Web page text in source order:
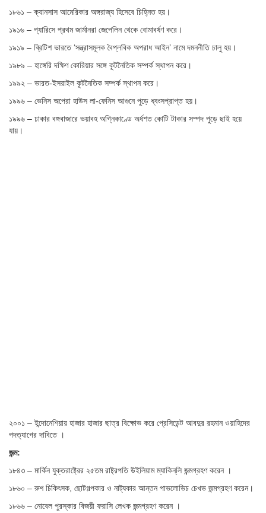
১৮৬১ – ক্যানসাস আমেরিকার অঙ্গরাজ্য হিসেবে চিহ্নিত হয়।
১৯১৬ – প্যারিসে প্রথম জার্মানরা জেপেলিন থেকে বোমাবর্ষণ করে।
১৯১৯ – ব্রিটিশ ভারতে ‘সন্ত্রাসমূলক বৈপ্লবিক অপরাধ আইন’ নামে দমননীতি চালু হয়।
১৯৮৯ – হাঙ্গেরি দক্ষিণ কোরিয়ার সঙ্গে কূটনৈতিক সম্পর্ক স্থাপন করে।
১৯৯২ – ভারত-ইসরাইল কূটনৈতিক সম্পর্ক স্থাপন করে।
১৯৯৬ – ভেনিস অপেরা হাউস লা-ফেনিস আগুনে পুড়ে ধ্বংসপ্রাপ্ত হয়।
১৯৯৬ – ঢাকার বঙ্গবাজারে ভয়াবহ অগ্নিকাণ্ডে অর্ধশত কোটি টাকার সম্পদ পুড়ে ছাই হয়ে
যায়।
২০০১ – ইন্দোনেশিয়ায় হাজার হাজার ছাত্র বিক্ষোভ করে প্রেসিডেন্ট আবদুর রহমান ওয়াহিদের
পদত্যাগের দাবিতে ।
জন্ম:
১৮৪৩ – মার্কিন যুক্তরাষ্ট্রের ২৫তম রাষ্ট্রপতি উইলিয়াম ম্যাকিন্‌লি জন্মগ্রহণ করেন ।
১৮৬০ – রুশ চিকিৎসক, ছোটগল্পকার ও নাট্যকার আন্তন পাভলোভিচ চেখভ জন্মগ্রহণ করেন।
১৮৬৬ – নোবেল পুরস্কার বিজয়ী ফরাসি লেখক জন্মগ্রহণ করেন ।